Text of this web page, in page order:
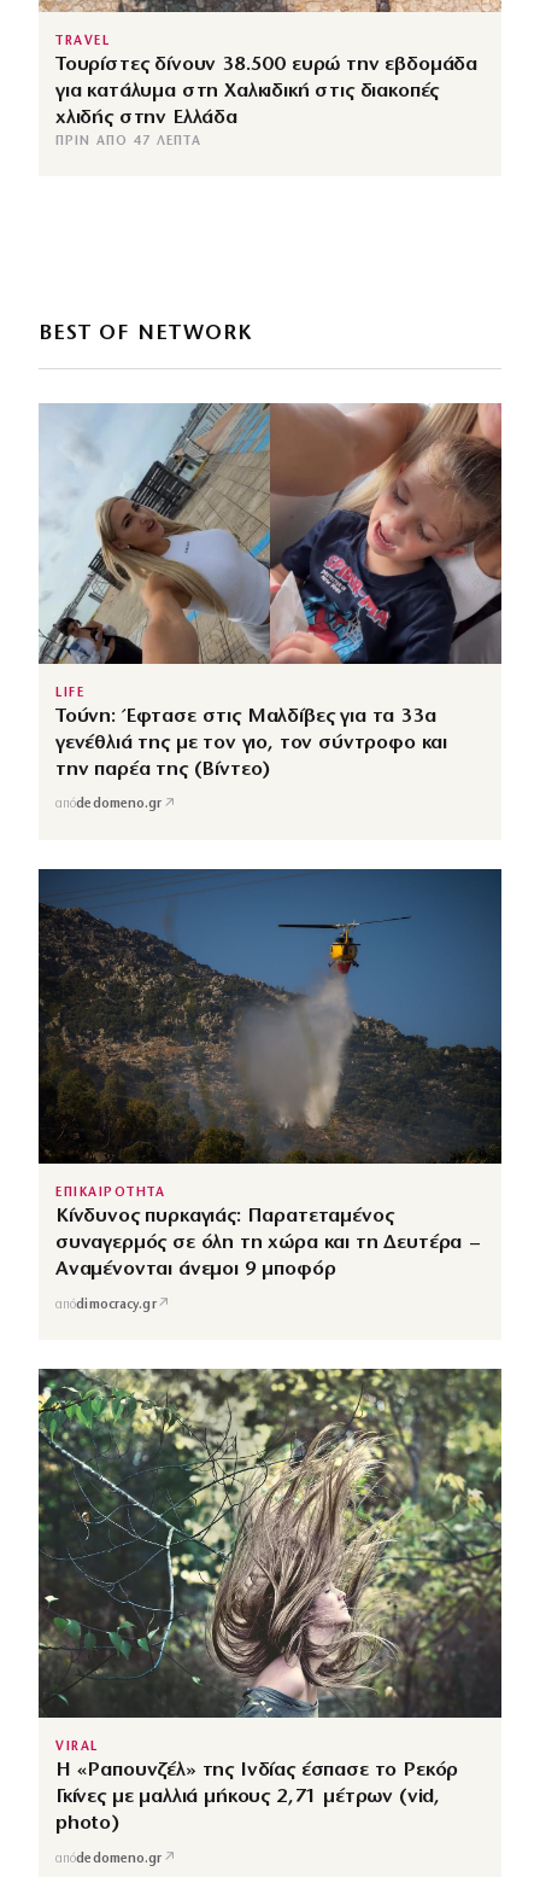
TRAVEL
Τουρίστες δίνουν 38.500 ευρώ την εβδομάδα
για κατάλυμα στη Χαλκιδική στις διακοπές
χλιδής στην Ελλάδα
ΠΡΙΝ ΑΠΌ 47 ΛΕΠΤΆ
BEST OF NETWORK
LIFE
Τούνη: Έφτασε στις Μαλδίβες για τα 33α
γενέθλιά της με τον γιο, τον σύντροφο και
την παρέα της (Βίντεο)
απόdedomeno.gr ↗
ΕΠΙΚΑΙΡΟΤΗΤΑ
Κίνδυνος πυρκαγιάς: Παρατεταμένος
συναγερμός σε όλη τη χώρα και τη Δευτέρα –
Αναμένονται άνεμοι 9 μποφόρ
απόdimocracy.gr↗
VIRAL
Η «Ραπουνζέλ» της Ινδίας έσπασε το Ρεκόρ
Γκίνες με μαλλιά μήκους 2,71 μέτρων (vid,
photo)
απόdedomeno.gr ↗